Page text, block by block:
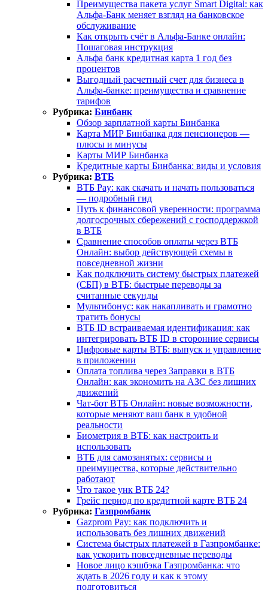
Преимущества пакета услуг Smart Digital: как
Альфа-Банк меняет взгляд на банковское
обслуживание
Как открыть счёт в Альфа-Банке онлайн:
Пошаговая инструкция
Альфа банк кредитная карта 1 год без
процентов
Выгодный расчетный счет для бизнеса в
Альфа-банке: преимущества и сравнение
тарифов
Рубрика: Бинбанк
Обзор зарплатной карты Бинбанка
Карта МИР Бинбанка для пенсионеров —
плюсы и минусы
Карты МИР Бинбанка
Кредитные карты Бинбанка: виды и условия
Рубрика: ВТБ
ВТБ Pay: как скачать и начать пользоваться
— подробный гид
Путь к финансовой уверенности: программа
долгосрочных сбережений с господдержкой
в ВТБ
Сравнение способов оплаты через ВТБ
Онлайн: выбор действующей схемы в
повседневной жизни
Как подключить систему быстрых платежей
(СБП) в ВТБ: быстрые переводы за
считанные секунды
Мультибонус: как накапливать и грамотно
тратить бонусы
ВТБ ID встраиваемая идентификация: как
интегрировать ВТБ ID в сторонние сервисы
Цифровые карты ВТБ: выпуск и управление
в приложении
Оплата топлива через Заправки в ВТБ
Онлайн: как экономить на АЗС без лишних
движений
Чат-бот ВТБ Онлайн: новые возможности,
которые меняют ваш банк в удобной
реальности
Биометрия в ВТБ: как настроить и
использовать
ВТБ для самозанятых: сервисы и
преимущества, которые действительно
работают
Что такое унк ВТБ 24?
Грейс период по кредитной карте ВТБ 24
Рубрика: Газпромбанк
Gazprom Pay: как подключить и
использовать без лишних движений
Система быстрых платежей в Газпромбанке:
как ускорить повседневные переводы
Новое лицо кэшбэка Газпромбанка: что
ждать в 2026 году и как к этому
подготовиться